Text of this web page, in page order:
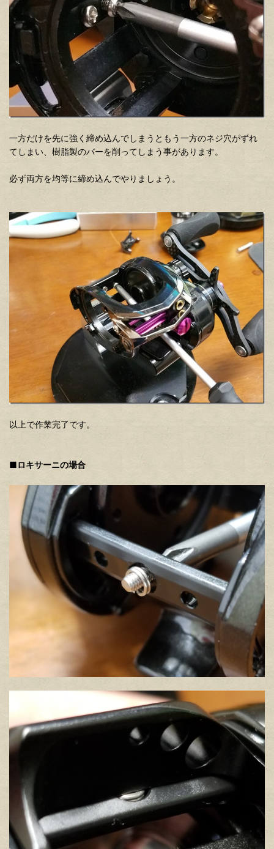
一方だけを先に強く締め込んでしまうともう一方のネジ穴がずれ
てしまい、樹脂製のバーを削ってしまう事があります。
必ず両方を均等に締め込んでやりましょう。
以上で作業完了です。
■ロキサーニの場合